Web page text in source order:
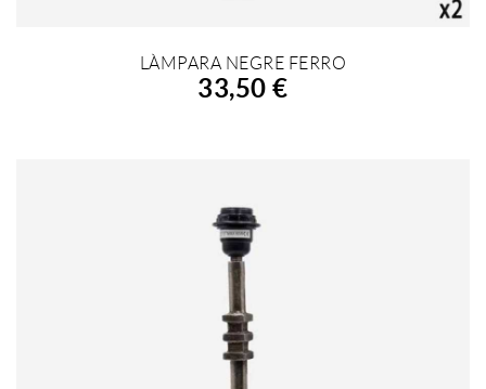
AFEGIR A LA COMPRA
LÀMPARA NEGRE FERRO
33,50 €